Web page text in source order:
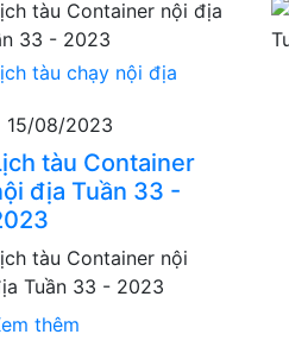
tàu chạy nội địa
15/08/2023
tàu Container
địa Tuần 33 -
tàu Container nội
Tuần 33 - 2023
thêm